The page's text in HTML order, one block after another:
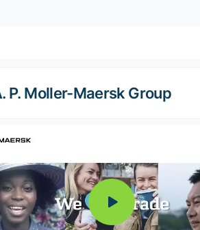
P. Moller-Maersk Group